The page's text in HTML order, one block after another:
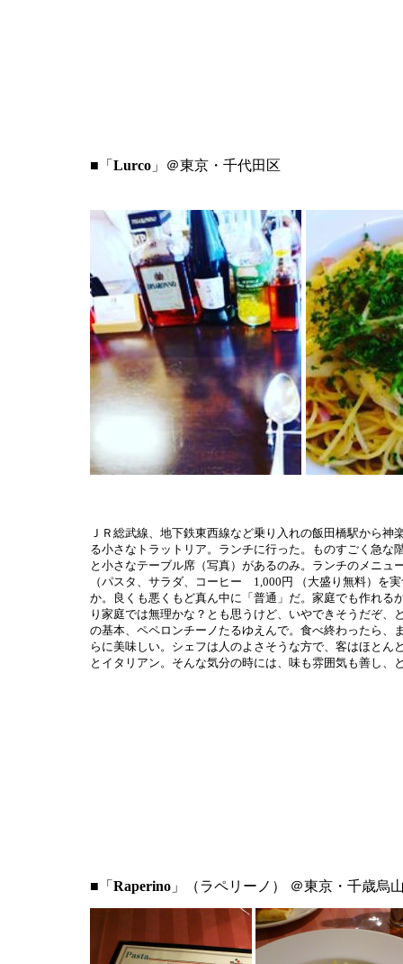
ＪＲ総武線、地下鉄東西線など乗り入れの飯田橋駅から
る小さなトラットリア。ランチに行った。ものすごく急
と小さなテーブル席（写真）があるのみ。ランチのメニ
（パスタ、サラダ、コーヒー 1,000円 （大盛り無料）を
か。良くも悪くもど真ん中に「普通」だ。家庭でも作れ
り家庭では無理かな？とも思うけど、いやできそうだぞ
の基本、ペペロンチーノたるゆえんで。食べ終わったら
らに美味しい。シェフは人のよさそうな方で、客はほと
とイタリアン。そんな気分の時には、味も雰囲気も善し、
■「 Lurco 」＠東京・千代田区
■「 Raperino 」（ラペリーノ） ＠東京・千歳烏